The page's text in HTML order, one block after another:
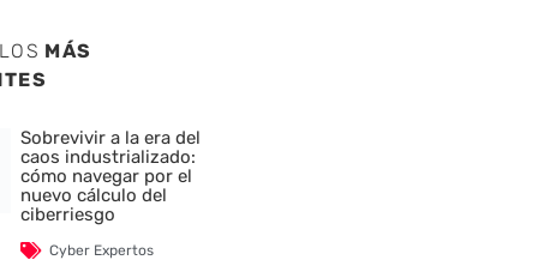
MÁS
Sobrevivir a la era del
caos industrializado:
cómo navegar por el
nuevo cálculo del
ciberriesgo
Cyber Expertos